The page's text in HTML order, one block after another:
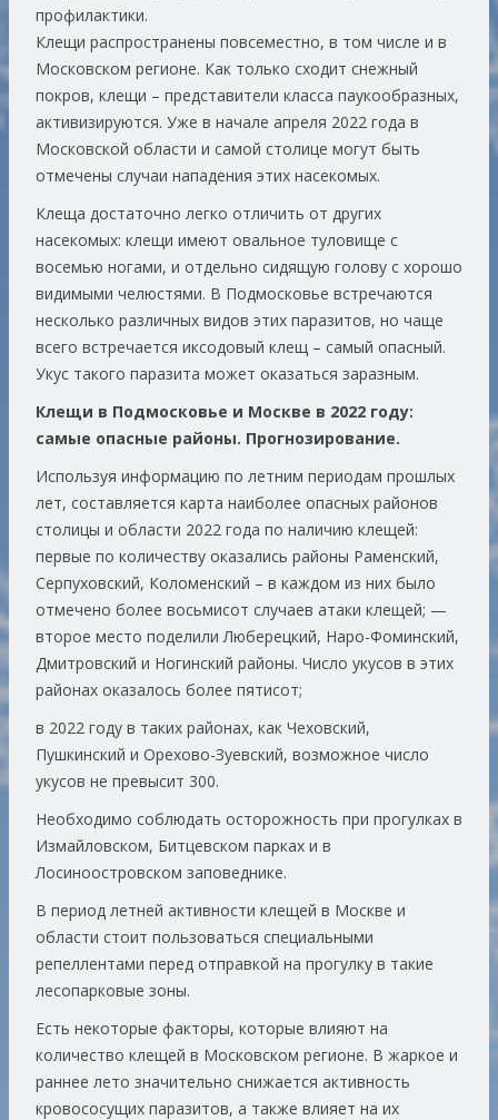
профилактики.
Клещи распространены повсеместно, в том числе и в
Московском регионе. Как только сходит снежный
покров, клещи – представители класса паукообразных,
активизируются. Уже в начале апреля 2022 года в
Московской области и самой столице могут быть
отмечены случаи нападения этих насекомых.
Клеща достаточно легко отличить от других
насекомых: клещи имеют овальное туловище с
восемью ногами, и отдельно сидящую голову с хорошо
видимыми челюстями. В Подмосковье встречаются
несколько различных видов этих паразитов, но чаще
всего встречается иксодовый клещ – самый опасный.
Укус такого паразита может оказаться заразным.
Клещи в Подмосковье и Москве в 2022 году:
самые опасные районы. Прогнозирование.
Используя информацию по летним периодам прошлых
лет, составляется карта наиболее опасных районов
столицы и области 2022 года по наличию клещей:
первые по количеству оказались районы Раменский,
Серпуховский, Коломенский – в каждом из них было
отмечено более восьмисот случаев атаки клещей; —
второе место поделили Люберецкий, Наро-Фоминский,
Дмитровский и Ногинский районы. Число укусов в этих
районах оказалось более пятисот;
в 2022 году в таких районах, как Чеховский,
Пушкинский и Орехово-Зуевский, возможное число
укусов не превысит 300.
Необходимо соблюдать осторожность при прогулках в
Измайловском, Битцевском парках и в
Лосиноостровском заповеднике.
В период летней активности клещей в Москве и
области стоит пользоваться специальными
репеллентами перед отправкой на прогулку в такие
лесопарковые зоны.
Есть некоторые факторы, которые влияют на
количество клещей в Московском регионе. В жаркое и
раннее лето значительно снижается активность
кровососущих паразитов, а также влияет на их